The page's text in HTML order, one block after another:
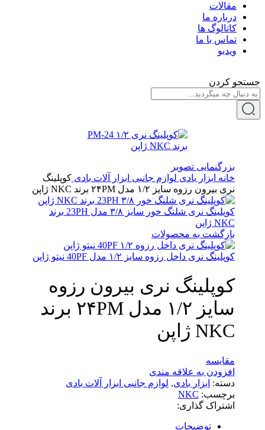
مقالات
درباره ما
کاتالوگ ها
تماس با ما
ویدیو
جستجو کردن
بزرگنمایی تصویر
خانه ابزار بادی لوازم جانبی ابزار آلات بادیکوپلینگ
نری بیرون رزوه سایز ۱/۲ مدل ۲۴PM برند NKC ژاپن
کوپلینگ نری شلنگ خور سایز ۳/۸ مدل 23PH برند
NKC ژاپن
بازگشت به محصولات
کوپلینگ نری داخل رزوه سایز ۱/۲ مدل 40PF نیتو ژاپن
کوپلینگ نری بیرون رزوه
سایز ۱/۲ مدل ۲۴PM برند
NKC ژاپن
مقایسه
افزودن به علاقه مندی
دسته: ابزار بادی, لوازم جانبی ابزار آلات بادی
برچسب: NKC
اشتراک گذاری:
توضیحات